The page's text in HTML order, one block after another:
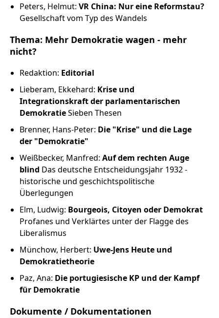
Impressum
Datenschutz
Peters, Helmut: VR China: Nur eine Reformstau?
Gesellschaft vom Typ des Wandels
Thema: Mehr Demokratie wagen - mehr
nicht?
Redaktion: Editorial
Lieberam, Ekkehard: Krise und
Integrationskraft der parlamentarischen
DemokratieSieben Thesen
Brenner, Hans-Peter: Die "Krise" und die Lage
der "Demokratie"
Weißbecker, Manfred: Auf dem rechten Auge
blind Das deutsche Entscheidungsjahr 1932 -
historische und geschichtspolitische
Überlegungen
Elm, Ludwig: Bourgeois, Citoyen oder Demokrat
Profanes und Verklärtes unter der Flagge des
Liberalismus
Münchow, Herbert: Uwe-Jens Heute und
Demokratietheorie
Paz, Ana: Die portugiesische KP und der Kampf
für Demokratie
Dokumente / Dokumentationen